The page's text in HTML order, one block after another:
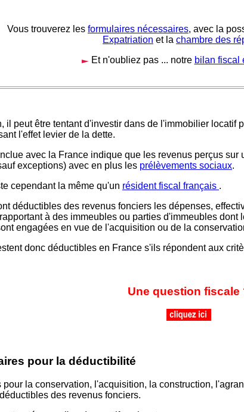
Vous trouverez les formulaires nécessaires, avec la
Expatriation et la chambre des
Et n'oubliez pas ... notre bilan fiscal
il peut être tentant d'investir dans de l'immobilier locatif
l'effet levier de la dette.
avec la France indique que les revenus perçus
exceptions) avec en plus les prélèvements sociaux.
cependant la même qu'un résident fiscal français .
déductibles des revenus fonciers les dépenses,
à des immeubles ou parties d'immeubles
engagées en vue de l'acquisition ou de la
donc déductibles en France s'ils répondent aux
Une question fiscale
pour la déductibilité
pour la conservation, l'acquisition, la construction,
des revenus fonciers.